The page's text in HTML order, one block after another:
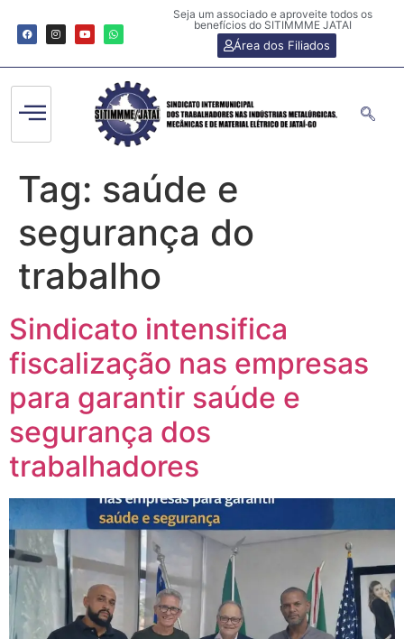
Seja um associado e aproveite todos os
benefícios do SITIMMME JATAI
Área dos Filiados
Tag: saúde e
segurança do
trabalho
Sindicato intensifica
fiscalização nas empresas
para garantir saúde e
segurança dos
trabalhadores